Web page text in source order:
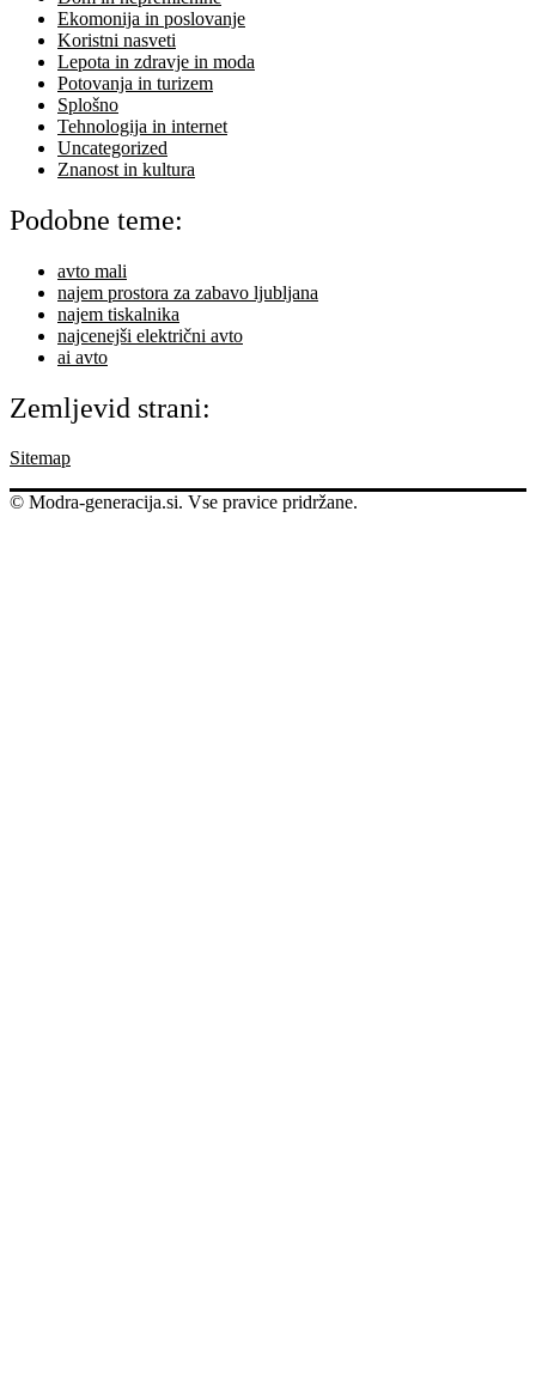
Ekomonija in poslovanje
Koristni nasveti
Lepota in zdravje in moda
Potovanja in turizem
Splošno
Tehnologija in internet
Uncategorized
Znanost in kultura
Podobne teme:
avto mali
najem prostora za zabavo ljubljana
najem tiskalnika
najcenejši električni avto
ai avto
Zemljevid strani:
Sitemap
© Modra-generacija.si. Vse pravice pridržane.